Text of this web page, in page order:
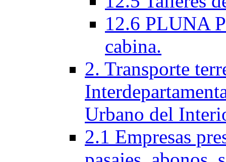
12.6 PLUNA
cabina.
2. Transporte
Urbano del
2.1 Empresas